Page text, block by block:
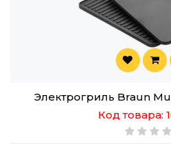
Электрогриль Braun
Код товара: